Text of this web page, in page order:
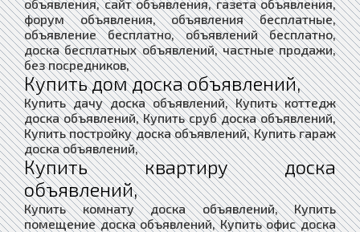
объявления, сайт объявления, газета объявления,
форум объявления, объявления бесплатные,
объявление бесплатно, объявлений бесплатно,
доска бесплатных объявлений, частные продажи,
без посредников,
Купить дом доска объявлений,
Купить дачу доска объявлений, Купить коттедж
доска объявлений, Купить сруб доска объявлений,
Купить постройку доска объявлений, Купить гараж
доска объявлений,
Купить квартиру доска
объявлений,
Купить комнату доска объявлений, Купить
помещение доска объявлений, Купить офис доска